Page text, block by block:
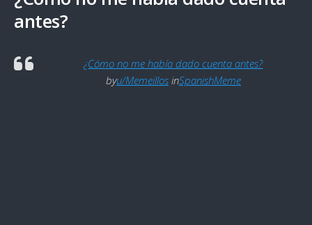
antes?
¿Cómo no me había dado cuenta antes?
byu/MemeillosinSpanishMeme